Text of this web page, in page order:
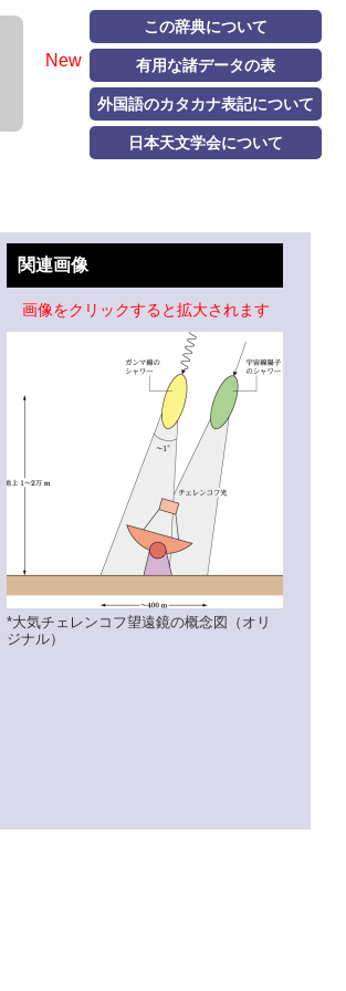
New
この辞典について
有用な諸データの表
外国語のカタカナ表記について
日本天文学会について
関連画像
画像をクリックすると拡大されます
*大気チェレンコフ望遠鏡の概念図（オリ
ジナル）